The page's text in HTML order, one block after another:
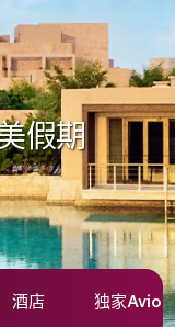
假期
酒店 独家Avios